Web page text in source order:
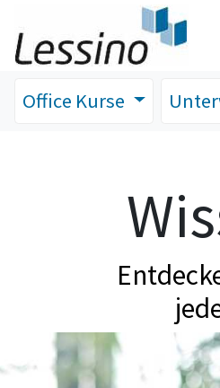
Office Kurse